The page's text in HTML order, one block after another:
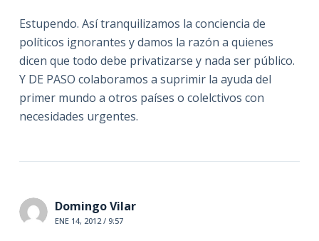
Estupendo. Así tranquilizamos la conciencia de
políticos ignorantes y damos la razón a quienes
dicen que todo debe privatizarse y nada ser público.
Y DE PASO colaboramos a suprimir la ayuda del
primer mundo a otros países o colelctivos con
necesidades urgentes.
Domingo Vilar
ENE 14, 2012 / 9:57